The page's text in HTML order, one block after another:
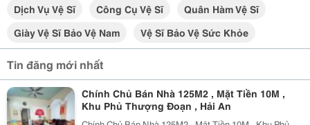
Dịch Vụ Vệ Sĩ
Công Cụ Vệ Sĩ
Quân Hàm Vệ Sĩ
Giày Vệ Sĩ Bảo Vệ Nam
Vệ Sĩ Bảo Vệ Sức Khỏe
Tin đăng mới nhất
Chính Chủ Bán Nhà 125M2 , Mặt Tiền 10M ,
Khu Phủ Thượng Đoạn , Hải An